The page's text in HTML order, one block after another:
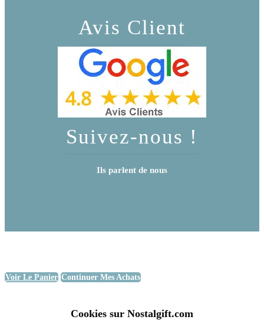
Avis Client
Suivez-nous !
Ils parlent de nous
Voir Le Panier Continuer Mes Achats
Cookies sur Nostalgift.com